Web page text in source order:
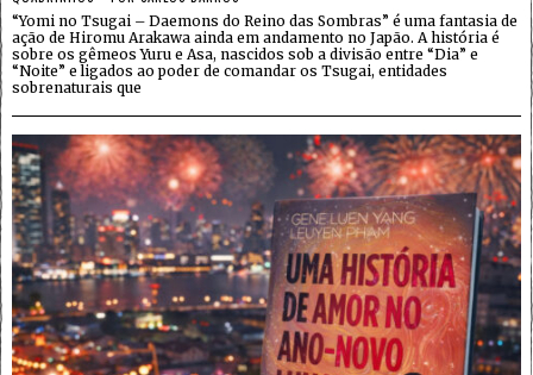
“Yomi no Tsugai – Daemons do Reino das Sombras” é uma fantasia de
ação de Hiromu Arakawa ainda em andamento no Japão. A história é
sobre os gêmeos Yuru e Asa, nascidos sob a divisão entre “Dia” e
“Noite” e ligados ao poder de comandar os Tsugai, entidades
sobrenaturais que